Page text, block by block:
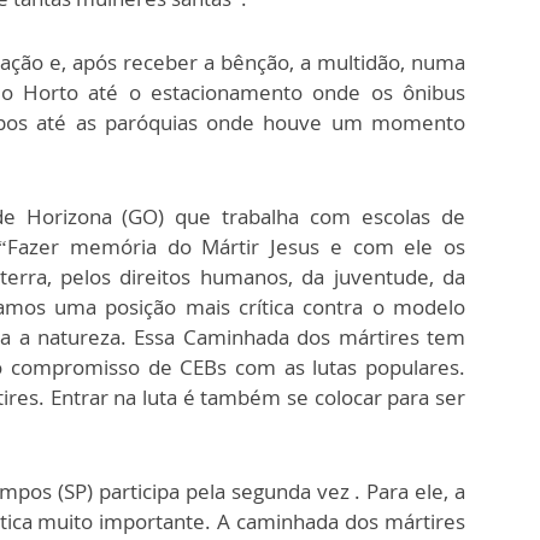
e, após receber a bênção, a multidão, numa
Horto até o estacionamento onde os ônibus
até as paróquias onde houve um momento
Horizona (GO) que trabalha com escolas de
memória do Mártir Jesus e com ele os
pelos direitos humanos, da juventude, da
uma posição mais crítica contra o modelo
a natureza. Essa Caminhada dos mártires tem
de CEBs com as lutas populares.
Entrar na luta é também se colocar para ser
(SP) participa pela segunda vez . Para ele, a
muito importante. A caminhada dos mártires